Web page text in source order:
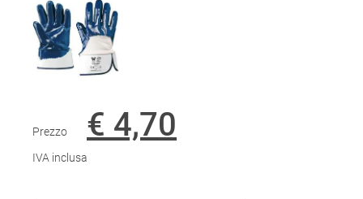
Prezzo € 4,70
IVA inclusa